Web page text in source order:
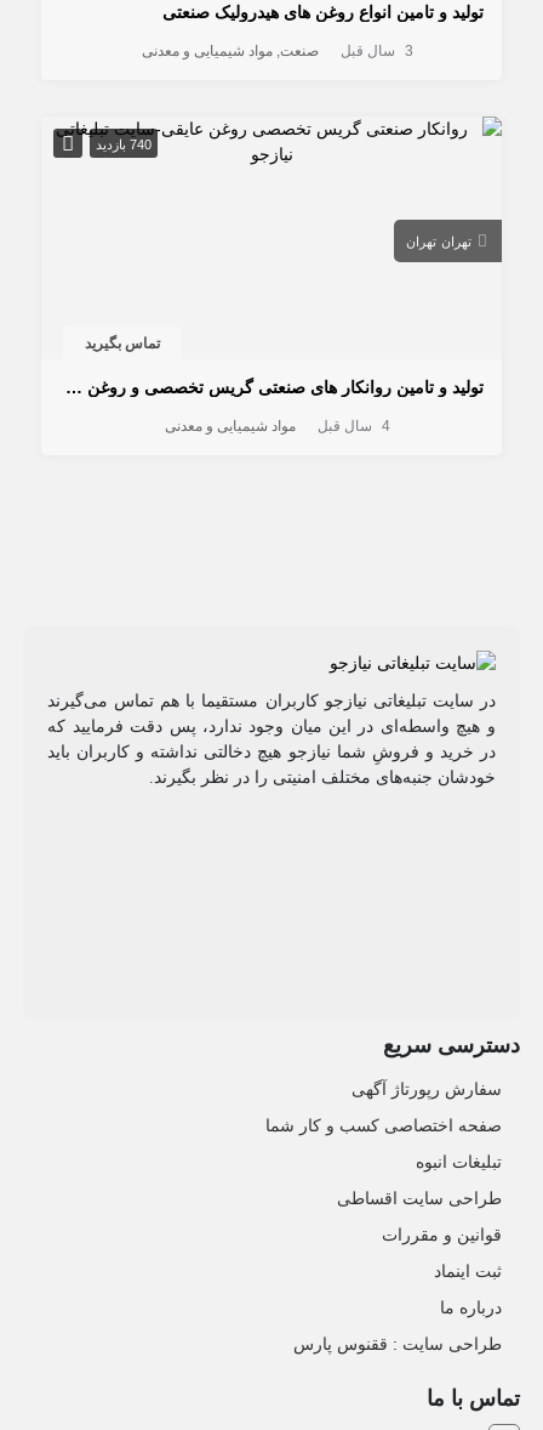
تولید و تامین انواع روغن های هیدرولیک صنعتی
3 سال قبل صنعت مواد شیمیایی و معدنی
740 بازدید
تهران تهران
تماس بگیرید
تولید و تامین روانکار های صنعتی گریس تخصصی و روغن های عایقی
4 سال قبل مواد شیمیایی و معدنی
در سایت تبلیغاتی نیازجو کاربران مستقیما با هم تماس می‌گیرند
و هیچ واسطه‌ای در این میان وجود ندارد، پس دقت فرمایید که
در خرید و فروشِ شما نیازجو هیچ دخالتی نداشته و کاربران باید
خودشان جنبه‌های مختلف امنیتی را در نظر بگیرند.
دسترسی سریع
سفارش رپورتاژ آگهی
صفحه اختصاصی کسب و کار شما
تبلیغات انبوه
طراحی سایت اقساطی
قوانین و مقررات
ثبت اینماد
درباره ما
طراحی سایت : ققنوس پارس
تماس با ما